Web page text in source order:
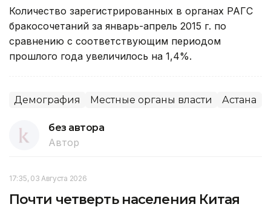
Количество зарегистрированных в органах РАГС
бракосочетаний за январь-апрель 2015 г. по
сравнению с соответствующим периодом
прошлого года увеличилось на 1,4%.
Демография Местные органы власти Астана
без автора
Автор
17:35, 03 Августа 2026
Почти четверть населения Китая